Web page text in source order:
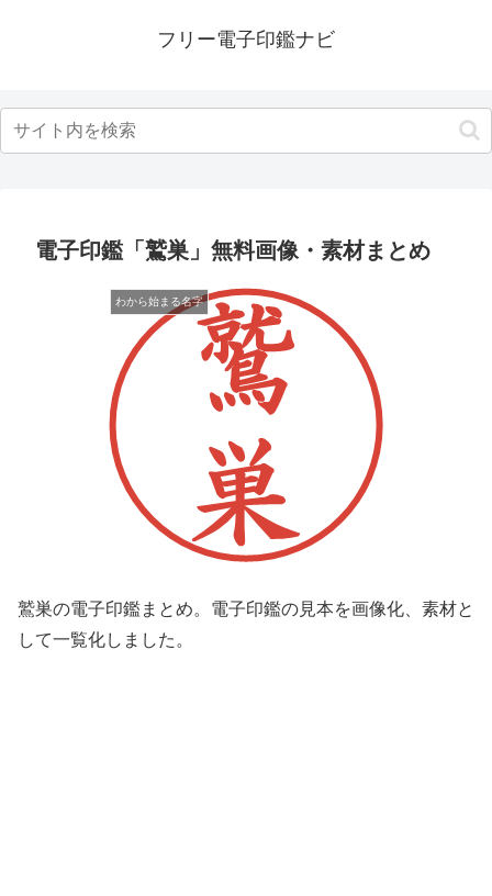
フリー電子印鑑ナビ
電子印鑑「鷲巣」無料画像・素材まとめ
わから始まる名字
鷲巣の電子印鑑まとめ。電子印鑑の見本を画像化、素材と
して一覧化しました。